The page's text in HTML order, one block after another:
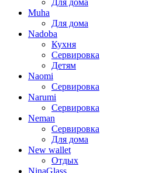
Для дома
Muha
Для дома
Nadoba
Кухня
Сервировка
Детям
Naomi
Сервировка
Narumi
Сервировка
Neman
Сервировка
Для дома
New wallet
Отдых